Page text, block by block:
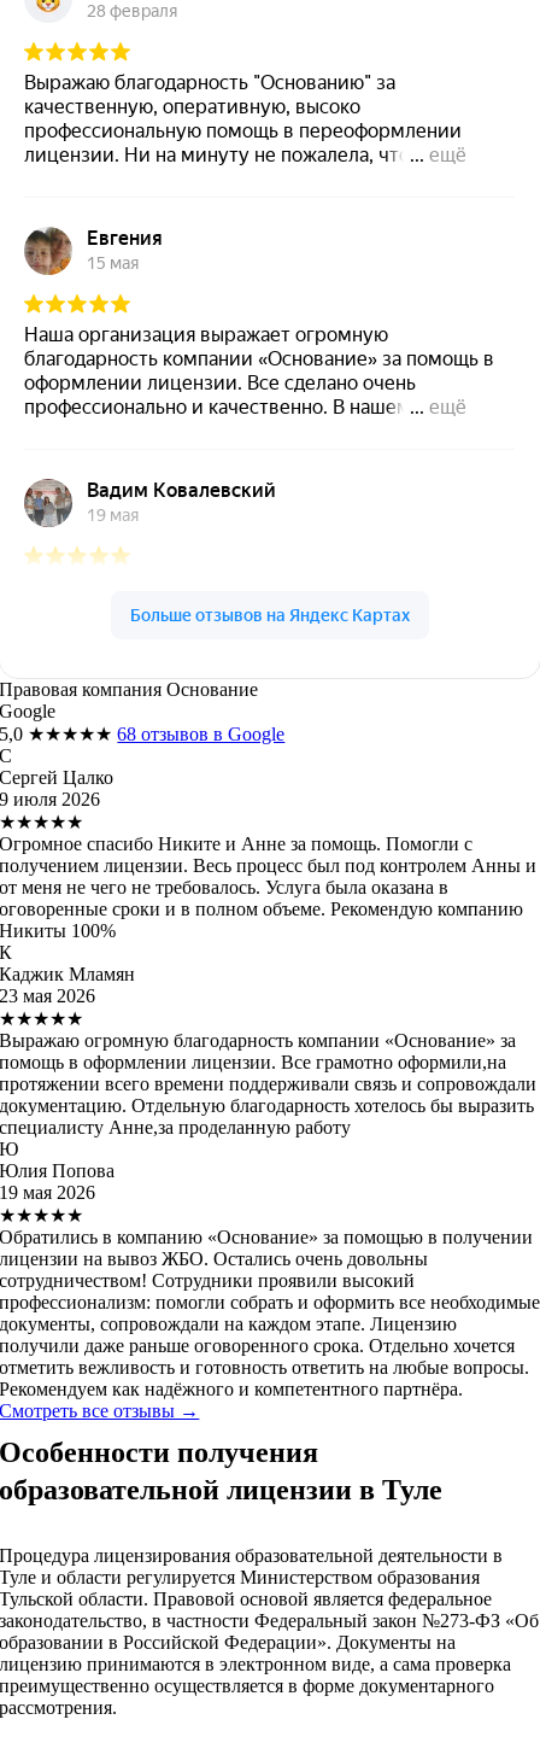
Правовая компания Основание
Google
5,0 ★★★★★68 отзывов в Google
С
Сергей Цалко
9 июля 2026
★★★★★
Огромное спасибо Никите и Анне за помощь. Помогли с
получением лицензии. Весь процесс был под контролем Анны и
от меня не чего не требовалось. Услуга была оказана в
оговоренные сроки и в полном объеме. Рекомендую компанию
Никиты 100%
К
Каджик Мламян
23 мая 2026
★★★★★
Выражаю огромную благодарность компании «Основание» за
помощь в оформлении лицензии. Все грамотно оформили,на
протяжении всего времени поддерживали связь и сопровождали
документацию. Отдельную благодарность хотелось бы выразить
специалисту Анне,за проделанную работу
Ю
Юлия Попова
19 мая 2026
★★★★★
Обратились в компанию «Основание» за помощью в получении
лицензии на вывоз ЖБО. Остались очень довольны
сотрудничеством! Сотрудники проявили высокий
профессионализм: помогли собрать и оформить все необходимые
документы, сопровождали на каждом этапе. Лицензию
получили даже раньше оговоренного срока. Отдельно хочется
отметить вежливость и готовность ответить на любые вопросы.
Рекомендуем как надёжного и компетентного партнёра.
Смотреть все отзывы →
Особенности получения
образовательной лицензии в Туле
Процедура лицензирования образовательной деятельности в
Туле и области регулируется Министерством образования
Тульской области. Правовой основой является федеральное
законодательство, в частности Федеральный закон №273‑ФЗ «Об
образовании в Российской Федерации». Документы на
лицензию принимаются в электронном виде, а сама проверка
преимущественно осуществляется в форме документарного
рассмотрения.